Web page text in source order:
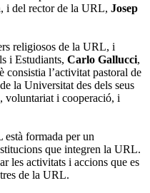
, i del rector de la URL, Josep
religiosos de la URL, i
i Estudiants, Carlo Gallucci,
consistia l’activitat pastoral de
la Universitat des dels seus
voluntariat i cooperació, i
formada per un
que integren la URL.
les activitats i accions que es
de la URL.